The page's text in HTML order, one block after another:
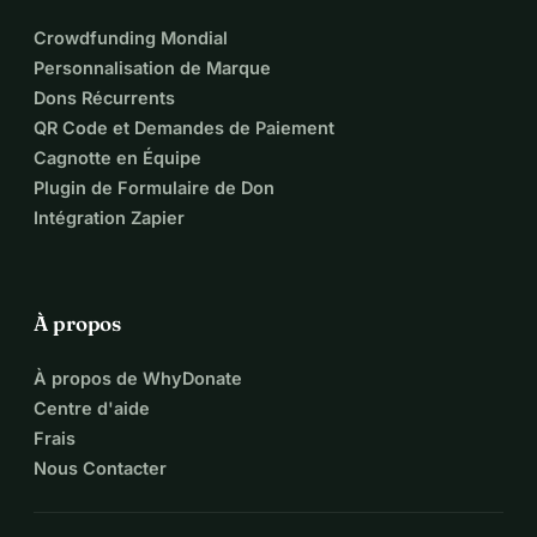
(Éducation) + 336 $ (Soutien à Domicile) + 180 $
(Thérapie) = 676,83 $.
Nous vous assurons que les fonds collectés par le biais de
cette campagne seront utilisés spécifiquement pour couvrir
ces besoins décrits pour Omar. Pour toute question ou pour
demander des documents supplémentaires, des photos ou
des vidéos, n'hésitez pas à nous contacter via notre page
Crowdfunding Mondial
Personnalisation de Marque
Dons Récurrents
QR Code et Demandes de Paiement
Cagnotte en Équipe
Plugin de Formulaire de Don
Intégration Zapier
À propos
À propos de WhyDonate
Centre d'aide
Frais
Nous Contacter